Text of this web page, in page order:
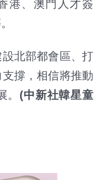
港、澳門人才簽
北部都會區、打
撐，相信將推動
(中新社韓星童